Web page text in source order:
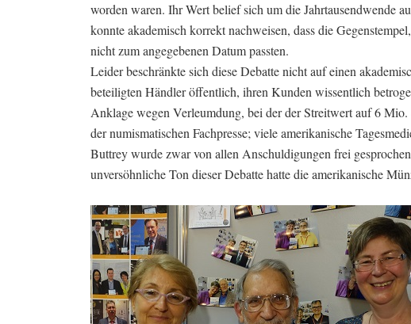
worden waren. Ihr Wert belief sich um die Jahrtausendwende
konnte akademisch korrekt nachweisen, dass die
nicht zum angegebenen Datum passten.
Leider beschränkte sich diese Debatte nicht auf einen
beteiligten Händler öffentlich, ihren Kunden wissentlich
Anklage wegen Verleumdung, bei der der Streitwert auf 6
der numismatischen Fachpresse; viele amerikanische
Buttrey wurde zwar von allen Anschuldigungen frei
unversöhnliche Ton dieser Debatte hatte die amerikanische